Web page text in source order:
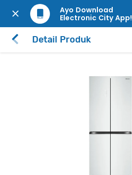
Ayo Download
Electronic City App!
Detail Produk